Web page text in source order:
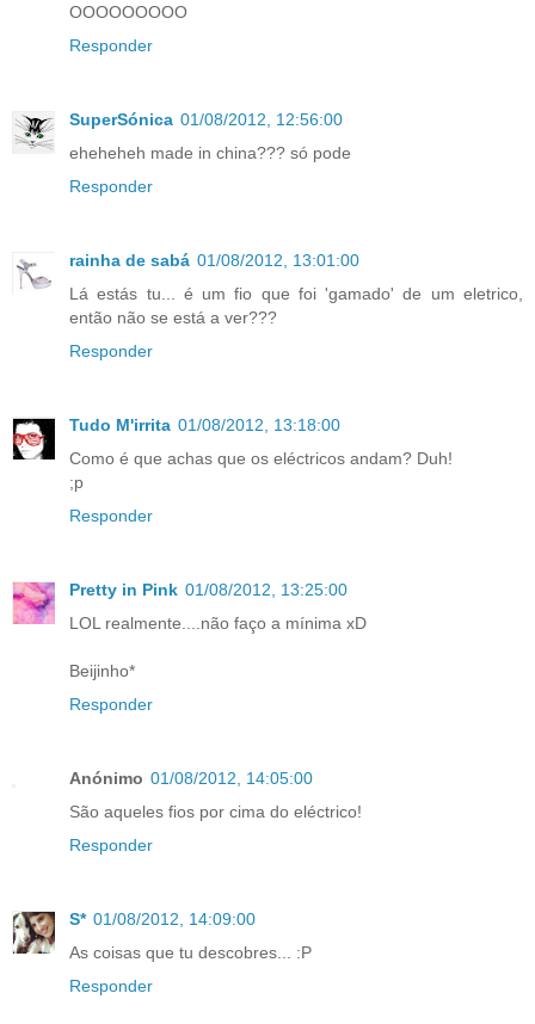
OOOOOOOOO
Responder
SuperSónica 01/08/2012, 12:56:00
eheheheh made in china??? só pode
Responder
rainha de sabá 01/08/2012, 13:01:00
Lá estás tu... é um fio que foi 'gamado' de um eletrico,
então não se está a ver???
Responder
Tudo M'irrita 01/08/2012, 13:18:00
Como é que achas que os eléctricos andam? Duh!
;p
Responder
Pretty in Pink 01/08/2012, 13:25:00
LOL realmente....não faço a mínima xD
Beijinho*
Responder
Anónimo 01/08/2012, 14:05:00
São aqueles fios por cima do eléctrico!
Responder
S* 01/08/2012, 14:09:00
As coisas que tu descobres... :P
Responder